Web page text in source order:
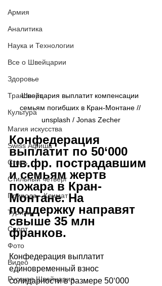
Армия
Аналитика
Наука и Технологии
Все о Швейцарии
Здоровье
Транспорт
Культура
Магия искусства
Swiss Афиша
Стиль
Стильный четверг
Природа - Климат
Туризм
Спорт
Фото
Видео
Русская Швейцария
Швейцария выплатит компенсации
семьям погибших в Кран-Монтане //
unsplash / Jonas Zecher
Конфедерация
выплатит по 50‘000
шв.фр. пострадавшим
и семьям жертв
пожара в Кран-
Монтане. На
поддержку направят
свыше 35 млн
франков.
Конфедерация выплатит
единовременный взнос
солидарности в размере 50‘000